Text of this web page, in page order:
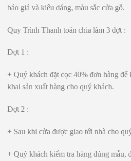
báo giá và kiểu dáng, màu sắc cửa gỗ.
Quy Trình Thanh toán chia làm 3 đợt :
Đợt 1 :
+ Quý khách đặt cọc 40% đơn hàng để
khai sản xuất hàng cho quý khách.
Đợt 2 :
+ Sau khi cửa được giao tới nhà cho
+ Quý khách kiểm tra hàng đúng mẫu,